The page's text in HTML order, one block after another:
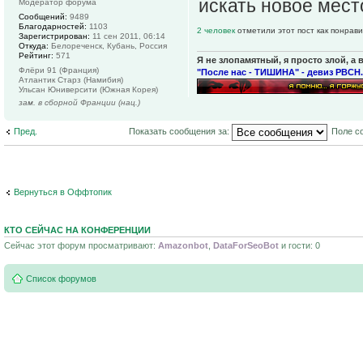
искать новое
2 человек отметили этот пост как
Я не злопамятный, я просто злой, а
"После нас - ТИШИНА" - девиз РВСН.
Модератор форума
Сообщений: 9489
Благодарностей: 1103
Зарегистрирован: 11 сен 2011, 06:14
Откуда: Белореченск, Кубань, Россия
Рейтинг: 571
Флёри 91 (Франция)
Атлантик Старз (Намибия)
Ульсан Юниверсити (Южная Корея)
зам. в сборной Франции (нац.)
Пред. Показать сообщения за: Поле
Вернуться в Оффтопик
КТО СЕЙЧАС НА КОНФЕРЕНЦИИ
Сейчас этот форум просматривают: Amazonbot DataForSeoBot и гости: 0
Список форумов